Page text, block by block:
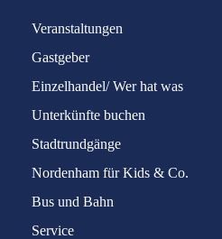
Veranstaltungen
Gastgeber
Einzelhandel/ Wer hat was
Unterkünfte buchen
Stadtrundgänge
Nordenham für Kids & Co.
Bus und Bahn
Service